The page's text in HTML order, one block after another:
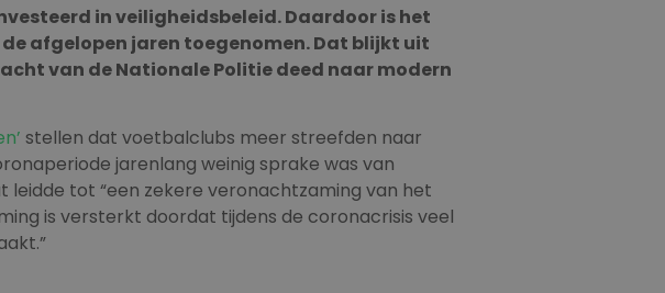
in veiligheidsbeleid. Daardoor is het
afgelopen jaren toegenomen. Dat blijkt uit
van de Nationale Politie deed naar modern
stellen dat voetbalclubs meer streefden naar
jarenlang weinig sprake was van
leidde tot “een zekere veronachtzaming van het
is versterkt doordat tijdens de coronacrisis veel